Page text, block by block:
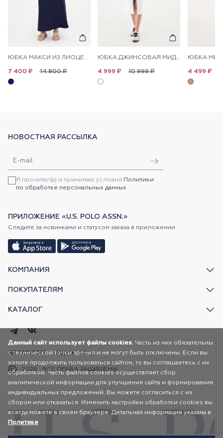
ЮБКА МАКСИ ИЗ ЛИОЦЕЛЛА С ХЛОПКОМ
14 800 ₽
7 400 ₽
ЮБКА ДЖИНСОВАЯ МИДИ
10 999 ₽
4 999 ₽ 4 499 ₽
КОМПАНИЯ
ПОКУПАТЕЛЯМ
КАТАЛОГ
НОВОСТНАЯ РАССЫЛКА
Я прочитал(а) и принимаю условия Политики
по обработке персональных данных
ПРИЛОЖЕНИЕ «U.S. POLO ASSN.»
Следите за новинками и статусом заказа в приложении
2026 ВСЕ ПРАВА ЗАЩИЩЕНЫ
AR FASHION Карта сайта
Данный сайт использует файлы cookies. Часть из них обязательны
с технической точки зрения и не могут быть отключены. Если вы
хотите продолжить пользоваться сайтом, то вы соглашаетесь с их
обработкой. Часть файлов cookies осуществляет сбор
аналитической информации для улучшения сайта и формирования
индивидуальных предложений. Вы можете согласиться с их
сбором или отказаться. Изменить настройки обработки cookies вы
всегда можете в своем браузере. Детальная информация указана в
Политике